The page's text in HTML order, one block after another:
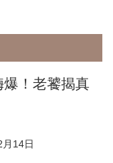
！老饕揭真
14日